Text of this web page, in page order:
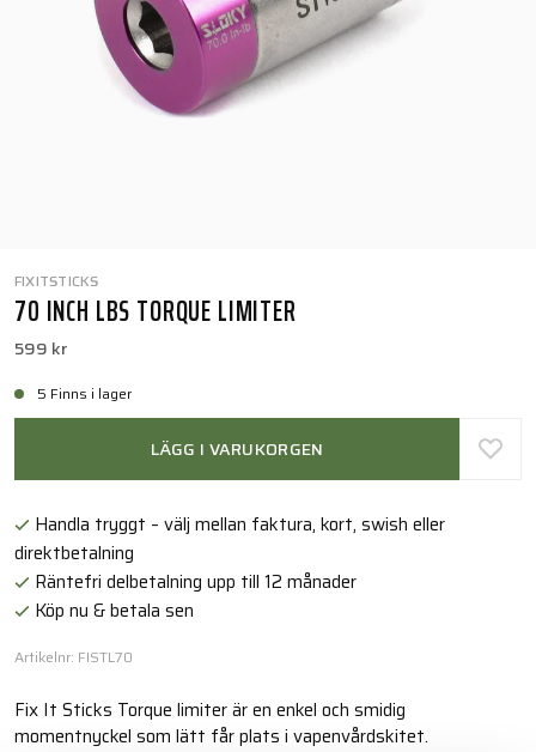
FIXITSTICKS
70 INCH LBS TORQUE LIMITER
599 kr
5 Finns i lager
LÄGG I VARUKORGEN
Handla tryggt – välj mellan faktura, kort, swish eller
direktbetalning
Räntefri delbetalning upp till 12 månader
Köp nu & betala sen
Artikelnr: FISTL70
Fix It Sticks Torque limiter är en enkel och smidig
momentnyckel som lätt får plats i vapenvårdskitet.